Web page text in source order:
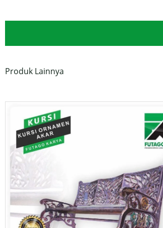
Produk Lainnya